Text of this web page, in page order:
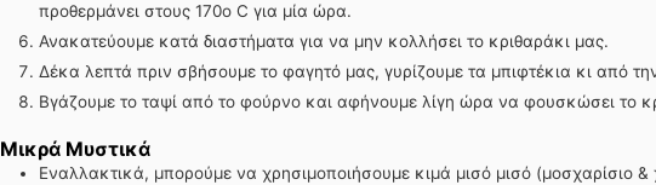
προθερμάνει στους 170ο C για μία ώρα.
Ανακατεύουμε κατά διαστήματα για να μην κολλήσει το κριθαράκι μας.
Δέκα λεπτά πριν σβήσουμε το φαγητό μας, γυρίζουμε τα μπιφτέκια κι από
Βγάζουμε το ταψί από το φούρνο και αφήνουμε λίγη ώρα να φουσκώσει το
Μικρά Μυστικά
Εναλλακτικά, μπορούμε να χρησιμοποιήσουμε κιμά μισό μισό (μοσχαρίσιο &